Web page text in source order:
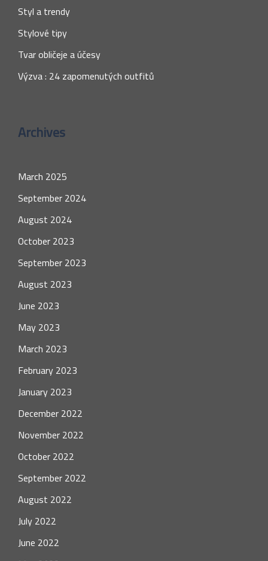
Styl a trendy
Stylové tipy
Tvar obličeje a účesy
Výzva : 24 zapomenutých outfitů
Archives
March 2025
September 2024
August 2024
October 2023
September 2023
August 2023
June 2023
May 2023
March 2023
February 2023
January 2023
December 2022
November 2022
October 2022
September 2022
August 2022
July 2022
June 2022